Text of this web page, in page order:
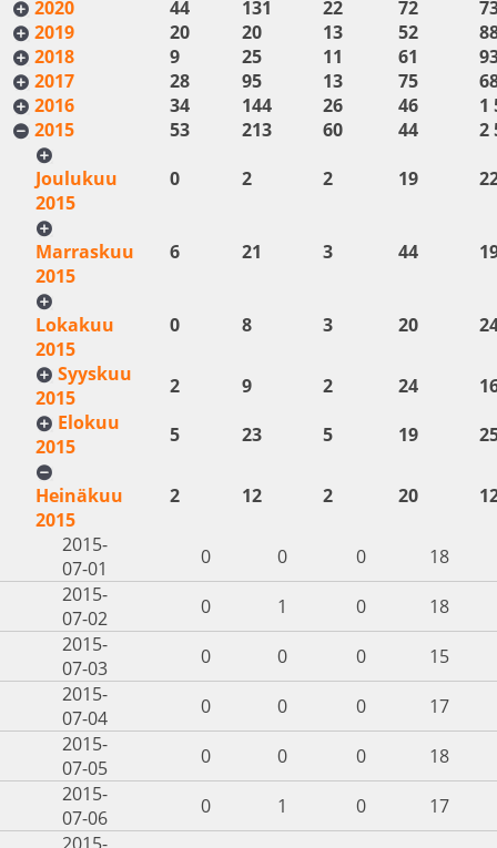
2020 44 131 22 72
2019
20 20 13 52
2018
9 25 11 61
2017
28 95 13 75
2016
34 144 26 46
1
2015
53 213 60 44
2
Joulukuu
2015
0 2 2 19
Marraskuu
2015
6 21 3 44
Lokakuu
2015
0 8 3 20
Syyskuu
2015
2 9 2 24
Elokuu
2015
5 23 5 19
Heinäkuu
2015
2 12 2 20
2015-
07-01
0 0 0
18
2015-
07-02
0 1 0
18
2015-
07-03
0 0 0
15
2015-
07-04
0 0 0
17
2015-
07-05
0 0 0
18
2015-
07-06
0 1 0
17
2015-